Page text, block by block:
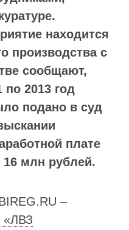
находится
производства с
сообщают,
по 2013 год
подано в суд
плате
млн рублей.
–